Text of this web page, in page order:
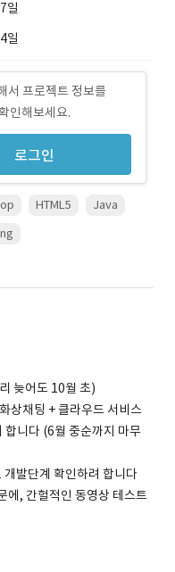
일
일
서 프로젝트 정보를
확인해보세요.
로그인
HTML5
Java
늦어도 10월 초)
상채팅 + 클라우드 서비스
니다 (6월 중순까지 마무
발단계 확인하려 합니다
에, 간헐적인 동영상 테스트